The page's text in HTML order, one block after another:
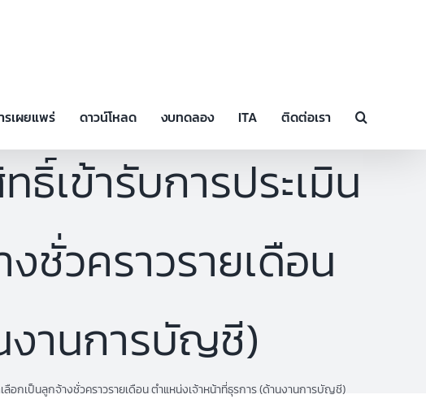
รเผยแพร่ ดาวน์โหลด งบทดลอง ITA ติดต่อเรา
เข้ารับการประเมิน
ชั่วคราวรายเดือน
งานการบัญชี)
อกเป็นลูกจ้างชั่วคราวรายเดือน ตำแหน่งเจ้าหน้าที่ธุรการ (ด้านงานการบัญชี)